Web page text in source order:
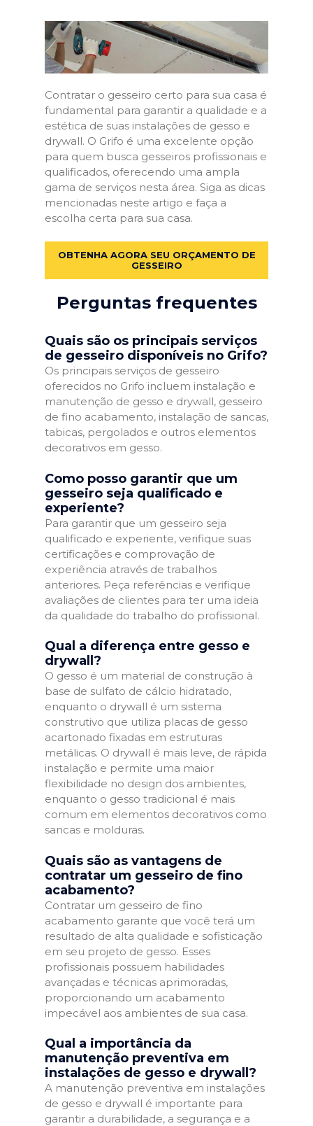
Contratar o gesseiro certo para sua casa é
fundamental para garantir a qualidade e a
estética de suas instalações de gesso e
drywall. O Grifo é uma excelente opção
para quem busca gesseiros profissionais e
qualificados, oferecendo uma ampla
gama de serviços nesta área. Siga as dicas
mencionadas neste artigo e faça a
escolha certa para sua casa.
OBTENHA AGORA SEU ORÇAMENTO DE
GESSEIRO
Perguntas frequentes
Quais são os principais serviços
de gesseiro disponíveis no Grifo?
Os principais serviços de gesseiro
oferecidos no Grifo incluem instalação e
manutenção de gesso e drywall, gesseiro
de fino acabamento, instalação de sancas,
tabicas, pergolados e outros elementos
decorativos em gesso.
Como posso garantir que um
gesseiro seja qualificado e
experiente?
Para garantir que um gesseiro seja
qualificado e experiente, verifique suas
certificações e comprovação de
experiência através de trabalhos
anteriores. Peça referências e verifique
avaliações de clientes para ter uma ideia
da qualidade do trabalho do profissional.
Qual a diferença entre gesso e
drywall?
O gesso é um material de construção à
base de sulfato de cálcio hidratado,
enquanto o drywall é um sistema
construtivo que utiliza placas de gesso
acartonado fixadas em estruturas
metálicas. O drywall é mais leve, de rápida
instalação e permite uma maior
flexibilidade no design dos ambientes,
enquanto o gesso tradicional é mais
comum em elementos decorativos como
sancas e molduras.
Quais são as vantagens de
contratar um gesseiro de fino
acabamento?
Contratar um gesseiro de fino
acabamento garante que você terá um
resultado de alta qualidade e sofisticação
em seu projeto de gesso. Esses
profissionais possuem habilidades
avançadas e técnicas aprimoradas,
proporcionando um acabamento
impecável aos ambientes de sua casa.
Qual a importância da
manutenção preventiva em
instalações de gesso e drywall?
A manutenção preventiva em instalações
de gesso e drywall é importante para
garantir a durabilidade, a segurança e a